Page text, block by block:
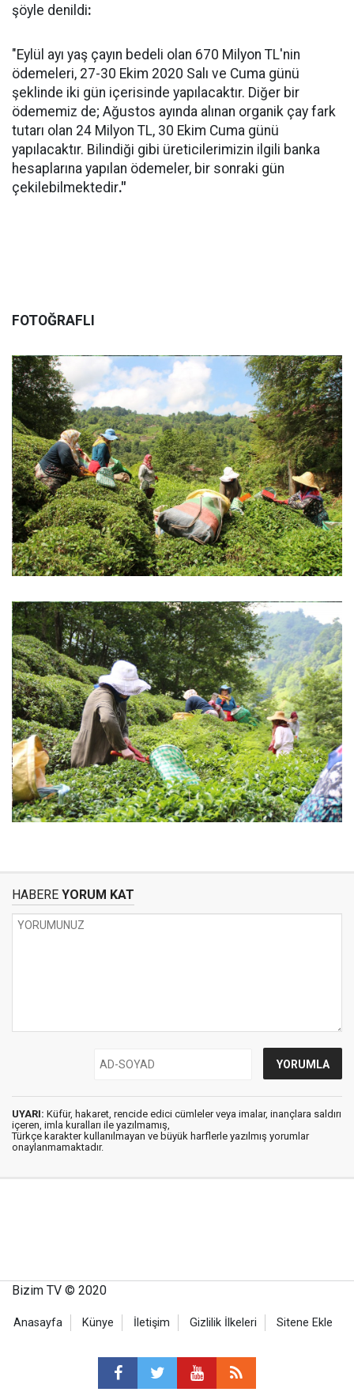
şöyle denildi:
"Eylül ayı yaş çayın bedeli olan 670 Milyon TL'nin
ödemeleri, 27-30 Ekim 2020 Salı ve Cuma günü
şeklinde iki gün içerisinde yapılacaktır. Diğer bir
ödememiz de; Ağustos ayında alınan organik çay fark
tutarı olan 24 Milyon TL, 30 Ekim Cuma günü
yapılacaktır. Bilindiği gibi üreticilerimizin ilgili banka
hesaplarına yapılan ödemeler, bir sonraki gün
çekilebilmektedir."
FOTOĞRAFLI
HABERE YORUM KAT
UYARI: Küfür, hakaret, rencide edici cümleler veya imalar, inançlara saldırı
içeren, imla kuralları ile yazılmamış,
Türkçe karakter kullanılmayan ve büyük harflerle yazılmış yorumlar
onaylanmamaktadır.
Bizim TV © 2020
Anasayfa Künye İletişim Gizlilik İlkeleri Sitene Ekle